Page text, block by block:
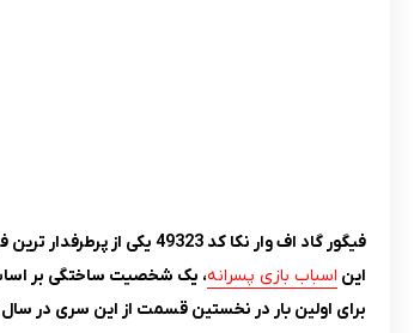
فیگور گاد اف وار نکا کد 49323 یکی از پرطرفدار ترین فیگور ها در میان کودکان، بخصوص پسر بچه ها می باشد.
این اسباب بازی پسرانه، یک شخصیت ساختگی بر
برای اولین بار در نخستین قسمت از این سری در سال ۲۰۰۵ ظاهر شد، و در تمام نسخه‌ های بعدی این مجموعه نیز حضور دارد.